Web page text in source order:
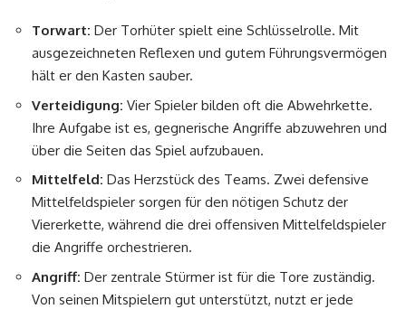
Torwart: Der Torhüter spielt eine Schlüsselrolle. Mit
ausgezeichneten Reflexen und gutem Führungsvermögen
hält er den Kasten sauber.
Verteidigung: Vier Spieler bilden oft die Abwehrkette.
Ihre Aufgabe ist es, gegnerische Angriffe abzuwehren und
über die Seiten das Spiel aufzubauen.
Mittelfeld: Das Herzstück des Teams. Zwei defensive
Mittelfeldspieler sorgen für den nötigen Schutz der
Viererkette, während die drei offensiven Mittelfeldspieler
die Angriffe orchestrieren.
Angriff: Der zentrale Stürmer ist für die Tore zuständig.
Von seinen Mitspielern gut unterstützt, nutzt er jede